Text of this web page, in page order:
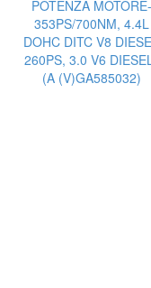
POTENZA MOTORE-
353PS/700NM, 4.4L
DOHC DITC V8
260PS, 3.0 V6
(A (V)GA585032)